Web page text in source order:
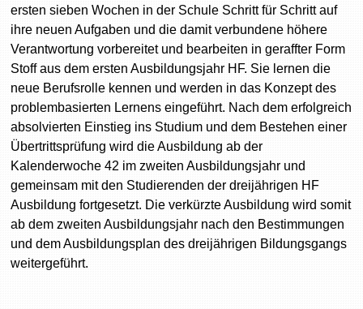
ersten sieben Wochen in der Schule Schritt für Schritt auf
ihre neuen Aufgaben und die damit verbundene höhere
Verantwortung vorbereitet und bearbeiten in geraffter Form
Stoff aus dem ersten Ausbildungsjahr HF. Sie lernen die
neue Berufsrolle kennen und werden in das Konzept des
problembasierten Lernens eingeführt. Nach dem erfolgreich
absolvierten Einstieg ins Studium und dem Bestehen einer
Übertrittsprüfung wird die Ausbildung ab der
Kalenderwoche 42 im zweiten Ausbildungsjahr und
gemeinsam mit den Studierenden der dreijährigen HF
Ausbildung fortgesetzt. Die verkürzte Ausbildung wird somit
ab dem zweiten Ausbildungsjahr nach den Bestimmungen
und dem Ausbildungsplan des dreijährigen Bildungsgangs
weitergeführt.